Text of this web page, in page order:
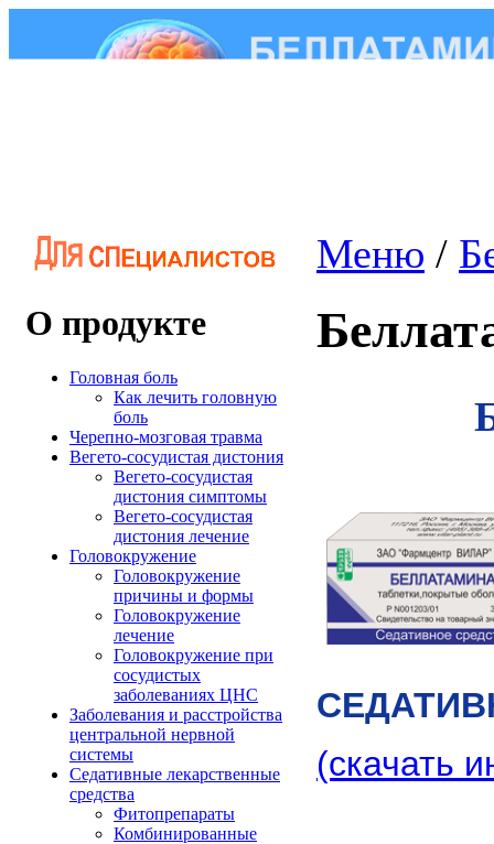
О продукте
Головная боль
Как лечить головную
боль
Черепно-мозговая травма
Вегето-сосудистая дистония
Вегето-сосудистая
дистония симптомы
Вегето-сосудистая
дистония лечение
Головокружение
Головокружение
причины и формы
Головокружение
лечение
Головокружение при
сосудистых
заболеваниях ЦНС
Заболевания и расстройства
центральной нервной
системы
Седативные лекарственные
средства
Фитопрепараты
Комбинированные
Меню /
(скачать